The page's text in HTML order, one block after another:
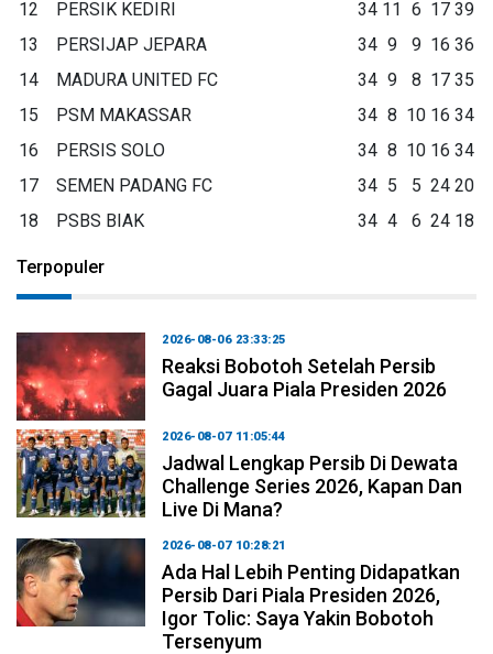
12 PERSIK KEDIRI 34 11 6 17 39
13
PERSIJAP JEPARA 34 9 9 16 36
14
MADURA UNITED FC 34 9 8 17 35
15
PSM MAKASSAR 34 8 10 16 34
16
PERSIS SOLO 34 8 10 16 34
17
SEMEN PADANG FC 34 5 5 24 20
18
PSBS BIAK 34 4 6 24 18
Terpopuler
2026-08-06 23:33:25
Reaksi Bobotoh Setelah Persib
Gagal Juara Piala Presiden 2026
2026-08-07 11:05:44
Jadwal Lengkap Persib Di Dewata
Challenge Series 2026, Kapan Dan
Live Di Mana?
2026-08-07 10:28:21
Ada Hal Lebih Penting Didapatkan
Persib Dari Piala Presiden 2026,
Igor Tolic: Saya Yakin Bobotoh
Tersenyum